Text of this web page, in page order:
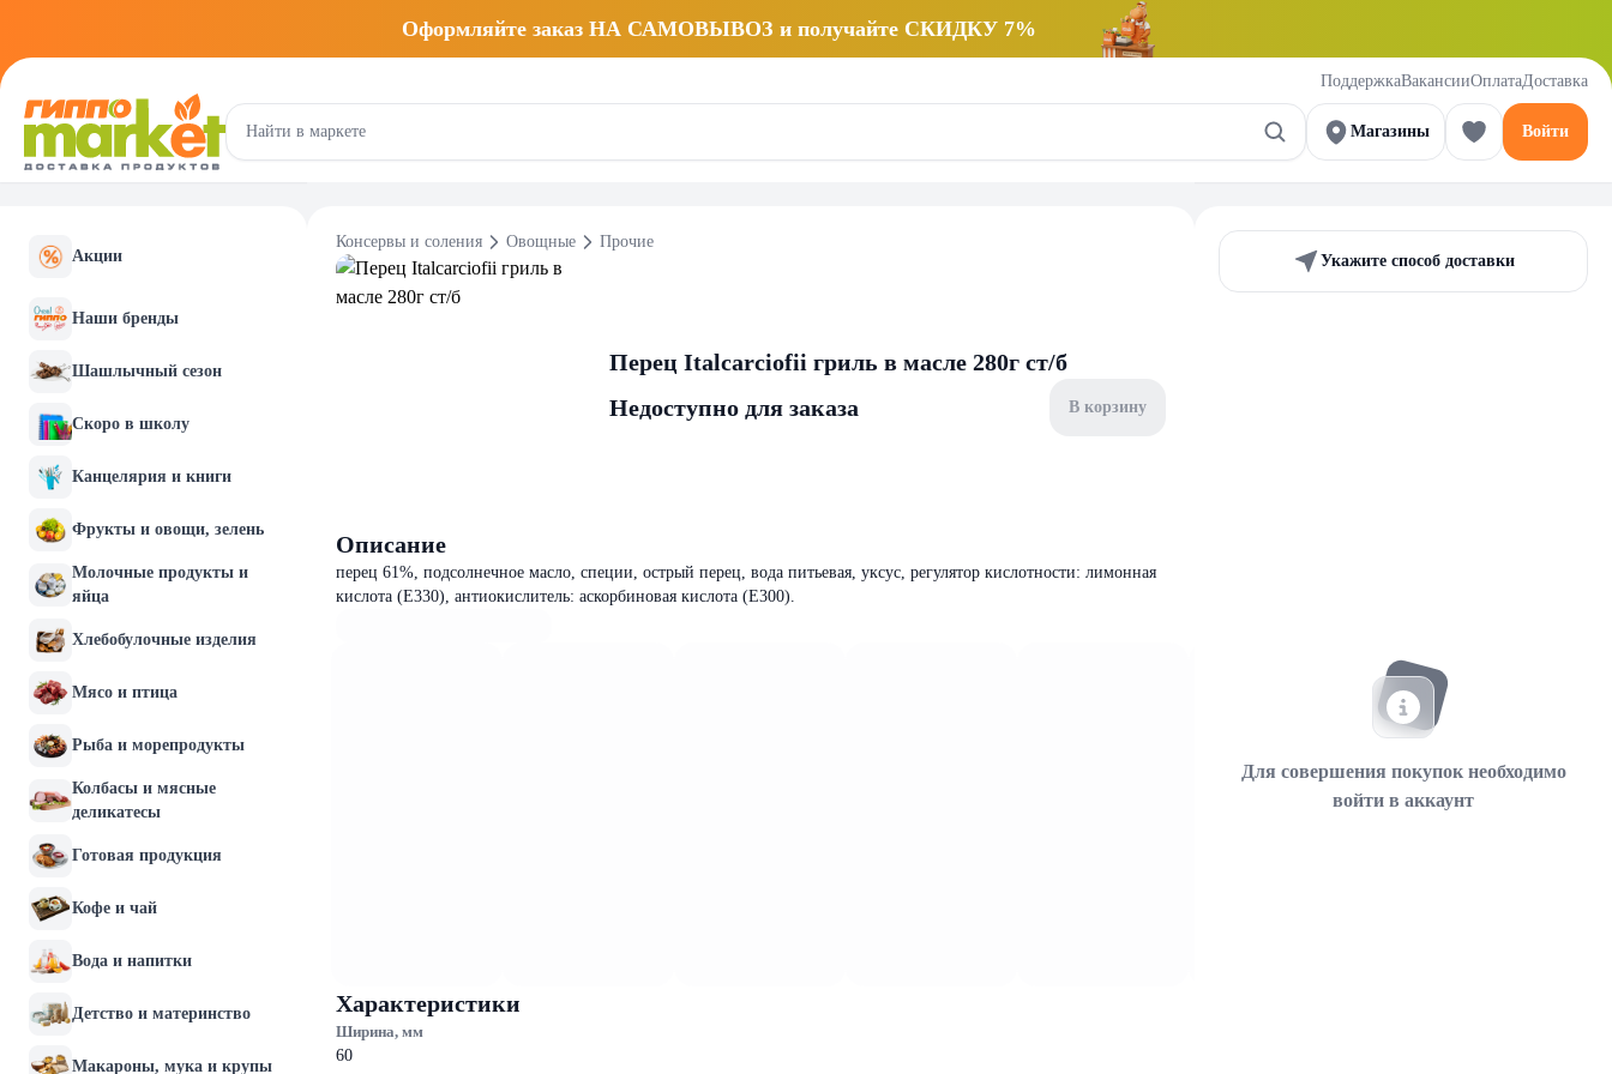
Оформляйте заказ НА САМОВЫВОЗ и получайте СКИДКУ 7%
ПоддержкаВакансииОплатаДоставка
Магазины Войти
Акции
Наши бренды
Шашлычный сезон
Скоро в школу
Канцелярия и книги
Фрукты и овощи, зелень
Молочные продукты и
яйца
Хлебобулочные изделия
Мясо и птица
Рыба и морепродукты
Колбасы и мясные
деликатесы
Готовая продукция
Кофе и чай
Вода и напитки
Детство и материнство
Макароны, мука и крупы
Консервы и соления Овощные Прочие
Перец Italcarciofii гриль в масле 280г ст/б
Недоступно для заказа
В корзину
Описание
перец 61%, подсолнечное масло, специи, острый перец, вода питьевая, уксус, регулятор кислотности: лимонная
кислота (Е330), антиокислитель: аскорбиновая кислота (Е300).
Характеристики
Ширина, мм
60
Укажите способ доставки
Для совершения покупок необходимо
войти в аккаунт